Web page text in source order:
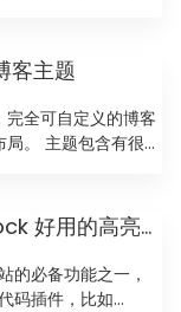
客主题
全可自定义的博客
。 主题包含有很多
的高亮代码插件
的必备功能之一，
码插件，比如